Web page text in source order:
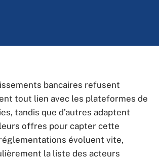
bancaires refusent
tout lien avec les plateformes de
tandis que d’autres adaptent
offres pour capter cette
évoluent vite,
la liste des acteurs